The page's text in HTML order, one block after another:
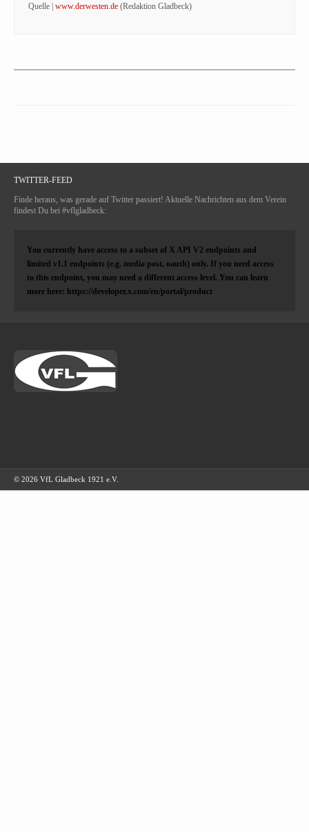
Quelle | www.derwesten.de (Redaktion Gladbeck)
TWITTER-FEED
Finde heraus, was gerade auf Twitter passiert! Aktuelle Nachrichten aus dem Verein
findest Du bei #vflgladbeck:
You currently have access to a subset of X API V2 endpoints and
limited v1.1 endpoints (e.g. media post, oauth) only. If you need access
to this endpoint, you may need a different access level. You can learn
more here: https://developer.x.com/en/portal/product
© 2026 VfL Gladbeck 1921 e.V.